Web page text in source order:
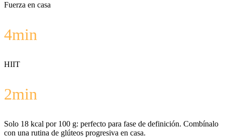
Fuerza en casa
4min
HIIT
2min
Solo 18 kcal por 100 g: perfecto para fase de definición. Combínalo
con una rutina de glúteos progresiva en casa.